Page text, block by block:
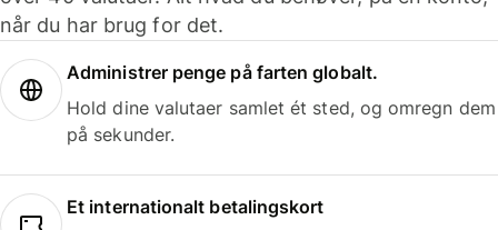
når du har brug for det.
Administrer penge på farten globalt.
Hold dine valutaer samlet ét sted, og omregn dem
på sekunder.
Et internationalt betalingskort